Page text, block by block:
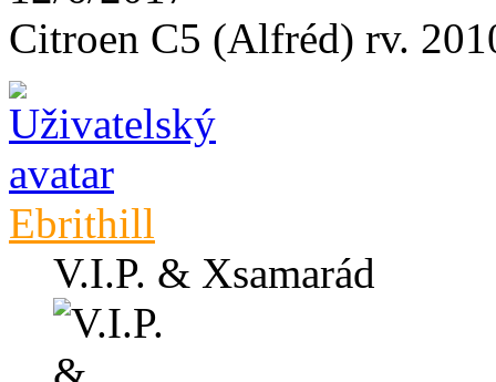
Citroen C5 (Alfréd) rv.
Ebrithill
V.I.P. & Xsamarád